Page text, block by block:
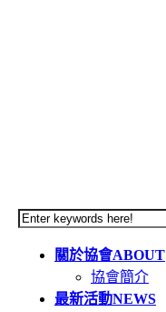
關於協會ABOUT
協會簡介
最新活動NEWS